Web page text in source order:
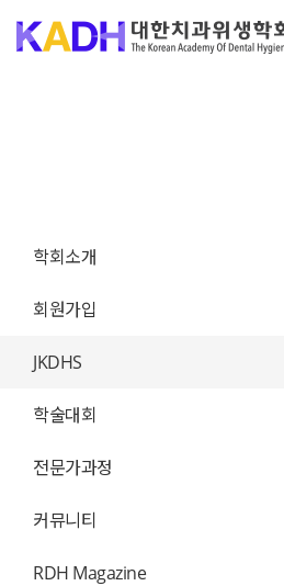
학회소개
회원가입
JKDHS
학술대회
전문가과정
커뮤니티
RDH Magazine